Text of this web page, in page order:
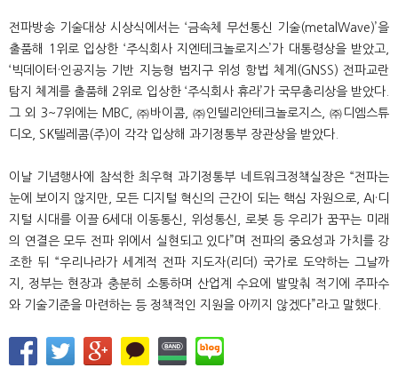
전파방송 기술대상 시상식에서는 ‘금속체 무선통신 기술(metalWave)’을
출품해 1위로 입상한 ‘주식회사 지엔테크놀로지스’가 대통령상을 받았고,
‘빅데이터·인공지능 기반 지능형 범지구 위성 항법 체계(GNSS) 전파교란
탐지 체계를 출품해 2위로 입상한 ‘주식회사 휴라’가 국무총리상을 받았다.
그 외 3~7위에는 MBC, ㈜바이콤, ㈜인텔리안테크놀로지스, ㈜디엠스튜
디오, SK텔레콤(주)이 각각 입상해 과기정통부 장관상을 받았다.
이날 기념행사에 참석한 최우혁 과기정통부 네트워크정책실장은 “전파는
눈에 보이지 않지만, 모든 디지털 혁신의 근간이 되는 핵심 자원으로, AI·디
지털 시대를 이끌 6세대 이동통신, 위성통신, 로봇 등 우리가 꿈꾸는 미래
의 연결은 모두 전파 위에서 실현되고 있다”며 전파의 중요성과 가치를 강
조한 뒤 “우리나라가 세계적 전파 지도자(리더) 국가로 도약하는 그날까
지, 정부는 현장과 충분히 소통하며 산업계 수요에 발맞춰 적기에 주파수
와 기술기준을 마련하는 등 정책적인 지원을 아끼지 않겠다”라고 말했다.